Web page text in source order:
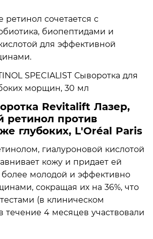
сочетается с
биопептидами и
для эффективной
Revitalift Лазер,
ретинол против
глубоких, L'Oréal Paris
гиалуроновой кислотой
кожу и придает ей
более молодой и эффективно
сокращая их на 36%, что
(в клиническом
течение 4 месяцев участвовали